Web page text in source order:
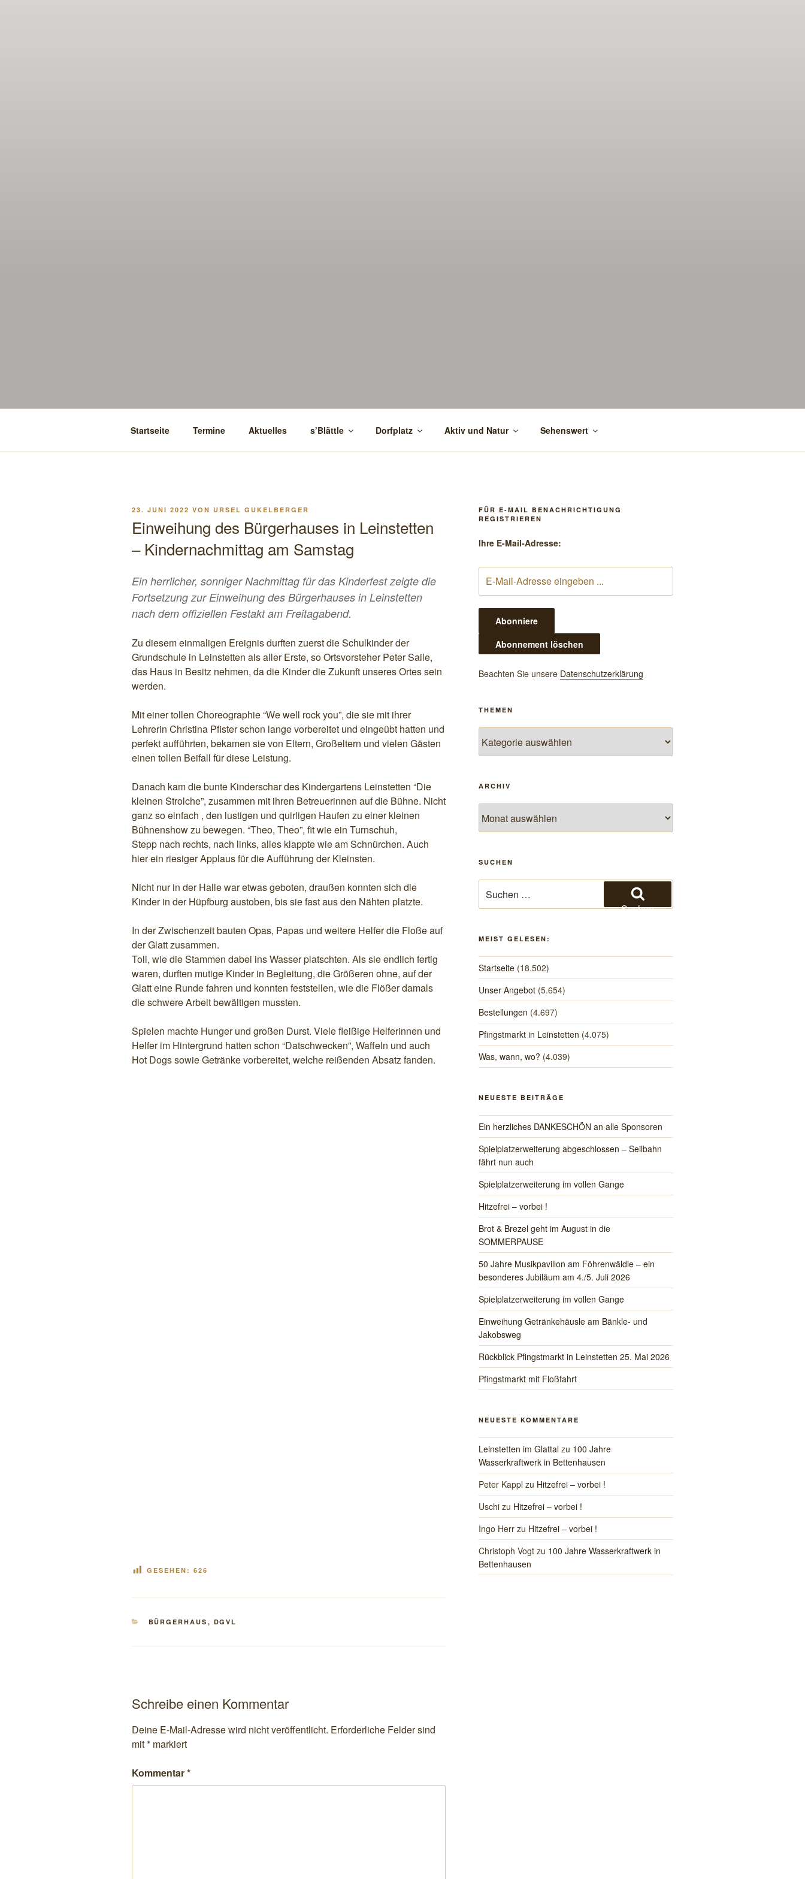
Startseite Termine Aktuelles s’Blättle Dorfplatz Aktiv und Natur Sehenswert
VERÖFFENTLICHT
23. JUNI 2022 VON URSEL GUKELBERGER
Einweihung des Bürgerhauses in Leinstetten
– Kindernachmittag am Samstag
Ein herrlicher, sonniger Nachmittag für das Kinderfest zeigte die
Fortsetzung zur Einweihung des Bürgerhauses in Leinstetten
nach dem offiziellen Festakt am Freitagabend.
Zu diesem einmaligen Ereignis durften zuerst die Schulkinder der
Grundschule in Leinstetten als aller Erste, so Ortsvorsteher Peter Saile,
das Haus in Besitz nehmen, da die Kinder die Zukunft unseres Ortes sein
werden.
Mit einer tollen Choreographie “We well rock you”, die sie mit ihrer
Lehrerin Christina Pfister schon lange vorbereitet und eingeübt hatten und
perfekt aufführten, bekamen sie von Eltern, Großeltern und vielen Gästen
einen tollen Beifall für diese Leistung.
Danach kam die bunte Kinderschar des Kindergartens Leinstetten “Die
kleinen Strolche”, zusammen mit ihren Betreuerinnen auf die Bühne. Nicht
ganz so einfach , den lustigen und quirligen Haufen zu einer kleinen
Bühnenshow zu bewegen. “Theo, Theo”, fit wie ein Turnschuh,
Stepp nach rechts, nach links, alles klappte wie am Schnürchen. Auch
hier ein riesiger Applaus für die Aufführung der Kleinsten.
Nicht nur in der Halle war etwas geboten, draußen konnten sich die
Kinder in der Hüpfburg austoben, bis sie fast aus den Nähten platzte.
In der Zwischenzeit bauten Opas, Papas und weitere Helfer die Floße auf
der Glatt zusammen.
Toll, wie die Stammen dabei ins Wasser platschten. Als sie endlich fertig
waren, durften mutige Kinder in Begleitung, die Größeren ohne, auf der
Glatt eine Runde fahren und konnten feststellen, wie die Flößer damals
die schwere Arbeit bewältigen mussten.
Spielen machte Hunger und großen Durst. Viele fleißige Helferinnen und
Helfer im Hintergrund hatten schon “Datschwecken”, Waffeln und auch
Hot Dogs sowie Getränke vorbereitet, welche reißenden Absatz fanden.
GESEHEN: 626
KATEGORIEN
BÜRGERHAUS , DGVL
Schreibe einen Kommentar
Deine E-Mail-Adresse wird nicht veröffentlicht. Erforderliche Felder sind
mit* markiert
Kommentar*
FÜR E-MAIL BENACHRICHTIGUNG
REGISTRIEREN
Ihre E-Mail-Adresse:
Beachten Sie unsere Datenschutzerklärung
THEMEN
ARCHIV
SUCHEN
nach:
Suchen
MEIST GELESEN:
Startseite (18.502)
Unser Angebot (5.654)
Bestellungen (4.697)
Pfingstmarkt in Leinstetten (4.075)
Was, wann, wo? (4.039)
NEUESTE BEITRÄGE
Ein herzliches DANKESCHÖN an alle Sponsoren
Spielplatzerweiterung abgeschlossen – Seilbahn
fährt nun auch
Spielplatzerweiterung im vollen Gange
Hitzefrei – vorbei !
Brot & Brezel geht im August in die
SOMMERPAUSE
50 Jahre Musikpavillon am Föhrenwäldle – ein
besonderes Jubiläum am 4./5. Juli 2026
Spielplatzerweiterung im vollen Gange
Einweihung Getränkehäusle am Bänkle- und
Jakobsweg
Rückblick Pfingstmarkt in Leinstetten 25. Mai 2026
Pfingstmarkt mit Floßfahrt
NEUESTE KOMMENTARE
Leinstetten im Glattalzu 100 Jahre
Wasserkraftwerk in Bettenhausen
Peter Kapplzu Hitzefrei – vorbei !
Uschizu Hitzefrei – vorbei !
Ingo Herrzu Hitzefrei – vorbei !
Christoph Vogtzu 100 Jahre Wasserkraftwerk in
Bettenhausen